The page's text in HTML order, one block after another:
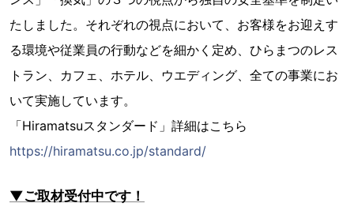
たしました。それぞれの視点において、お客様をお迎えす
る環境や従業員の行動などを細かく定め、ひらまつのレス
トラン、カフェ、ホテル、ウエディング、全ての事業にお
いて実施しています。
「Hiramatsuスタンダード」詳細はこちら
https://hiramatsu.co.jp/standard/
▼ご取材受付中です！